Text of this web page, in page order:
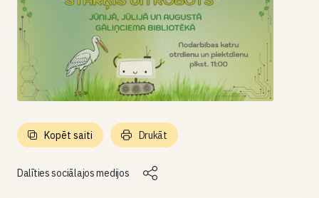
Dalīties sociālajos medijos
Kopēt saiti Drukāt